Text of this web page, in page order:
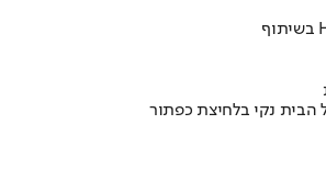
הבית נקי בלחיצת כפתור